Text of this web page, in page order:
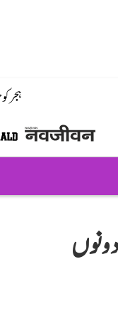
ہجر